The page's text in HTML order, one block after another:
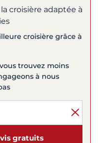
croisière adaptée à
croisière grâce à
trouvez moins
à nous
gratuits